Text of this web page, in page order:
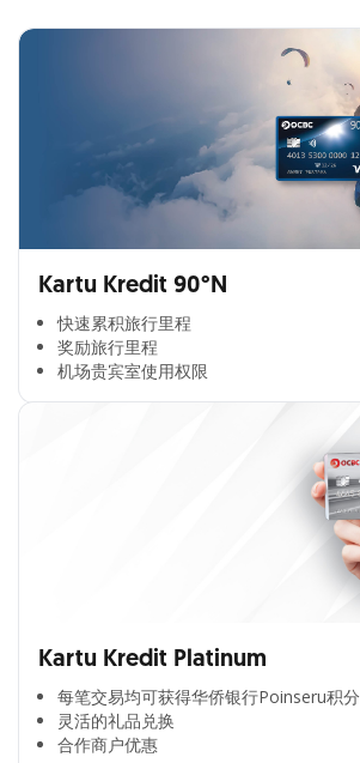
Kartu Kredit 90°N
快速累积旅行里程​
奖励旅行里程​
机场贵宾室使用权限​
Kartu Kredit Platinum
每笔交易均可获得华侨银行Poinseru积分​
灵活的礼品兑换​
合作商户优惠​